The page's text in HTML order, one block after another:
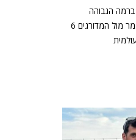
ברמה הגבוהה
ביותר של הסבב העולמי, נעצר בשמינית הגמר מול המדורגים 6